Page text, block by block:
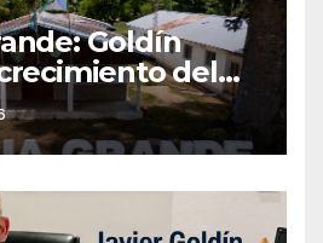
Goldín
del
nuevas
su gestión
críticas